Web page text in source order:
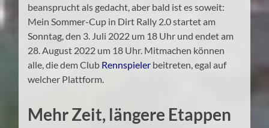
beansprucht als gedacht, aber bald ist es soweit:
Mein Sommer-Cup in Dirt Rally 2.0 startet am
Sonntag, den 3. Juli 2022 um 18 Uhr und endet am
28. August 2022 um 18 Uhr. Mitmachen können
alle, die dem Club Rennspieler beitreten, egal auf
welcher Plattform.
Mehr Zeit, längere Etappen